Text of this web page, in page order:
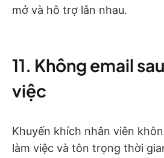
mở và hỗ trợ lẫn nhau.
11. Không email
việc
Khuyến khích nhân viên
làm việc và tôn trọng thời